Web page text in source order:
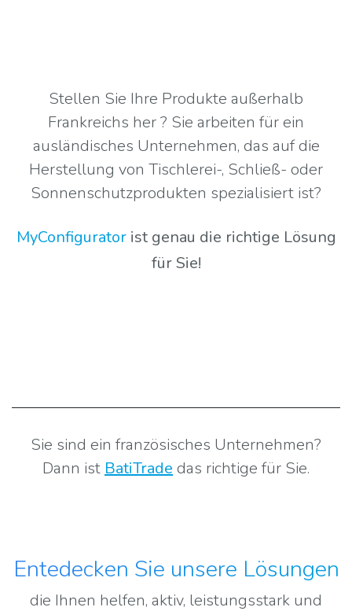
Stellen Sie Ihre Produkte außerhalb
Frankreichs her ? Sie arbeiten für ein
ausländisches Unternehmen, das auf die
Herstellung von Tischlerei-, Schließ- oder
Sonnenschutzprodukten spezialisiert ist?
MyConfiguratorist genau die richtige Lösung
für Sie!
Sie sind ein französisches Unternehmen?
Dann ist BatiTrade das richtige für Sie.​​​​​​
Entedecken Sie unsere Lösungen
die Ihnen helfen, aktiv, leistungsstark und